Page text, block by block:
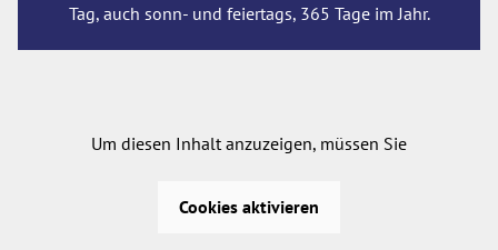
Tag, auch sonn- und feiertags, 365 Tage im Jahr.
Um diesen Inhalt anzuzeigen, müssen Sie
Cookies aktivieren